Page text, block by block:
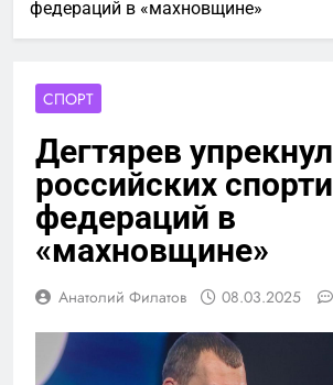
федераций в «махновщине»
СПОРТ
Дегтярев
российских
федераций в
«махновщине»
Анатолий Филатов 08.03.2025